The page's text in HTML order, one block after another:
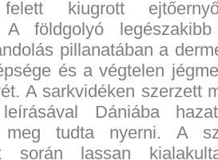
felett kiugrott
A földgolyó
pillanatában a
és a végtelen
A sarkvidéken szerzett
leírásával Dániába
tudta nyerni. A
során lassan